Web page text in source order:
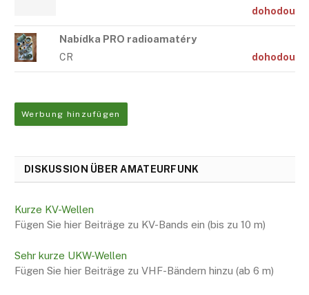
dohodou
Nabídka PRO radioamatéry
CR dohodou
Werbung hinzufügen
DISKUSSION ÜBER AMATEURFUNK
Kurze KV-Wellen
Fügen Sie hier Beiträge zu KV-Bands ein (bis zu 10 m)
Sehr kurze UKW-Wellen
Fügen Sie hier Beiträge zu VHF-Bändern hinzu (ab 6 m)